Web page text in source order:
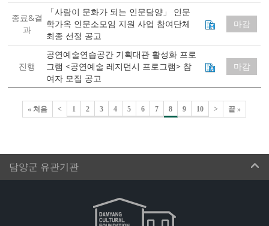
종료&결
과
「사람이 문화가 되는 인문담양」 인문
학가옥 인문소모임 지원 사업 참여단체
최종 선정 공고
마감
진행
공연예술연습공간 기획대관 활성화 프로
그램 <공연예술 레지던시 프로그램> 참
여자 모집 공고
마감
« 처음 < 1 2 3 4 5 6 7 8 9 10 > 끝 »
담양군 유관기관